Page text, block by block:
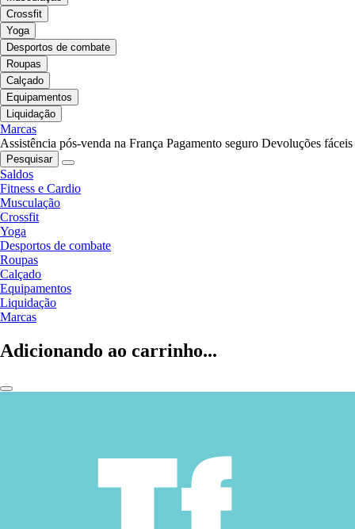
Crossfit
Yoga
Desportos de combate
Roupas
Calçado
Equipamentos
Liquidação
Marcas
Assistência pós-venda na França Pagamento seguro Devoluções fáceis
Pesquisar
Saldos
Fitness e Cardio
Musculação
Crossfit
Yoga
Desportos de combate
Roupas
Calçado
Equipamentos
Liquidação
Marcas
Adicionando ao carrinho...